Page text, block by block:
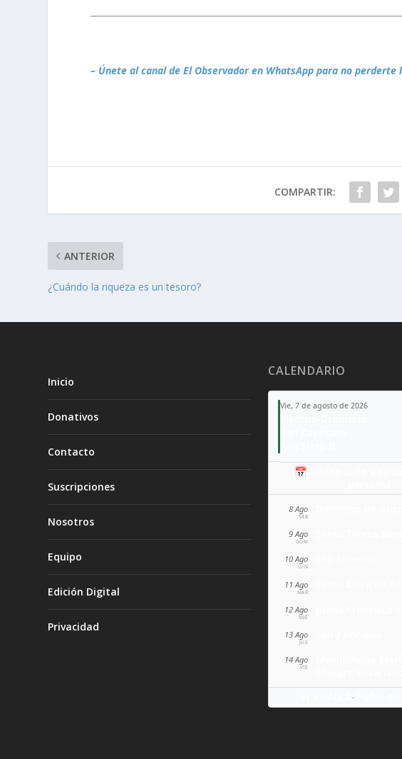
– Únete al canal de El Observador en WhatsApp para no perderte
COMPARTIR:
ANTERIOR
¿Cuándo la riqueza es un tesoro?
Inicio
Donativos
Contacto
Suscripciones
Nosotros
Equipo
Edición Digital
Privacidad
CALENDARIO
Vie, 7 de agosto de 2026
📅 Añade todo a tu
8 Ago
SÁB
9 Ago
DOM
10 Ago
LUN
11 Ago
MAR
12 Ago
MIÉ
13 Ago
JUE
14 Ago
VIE
·